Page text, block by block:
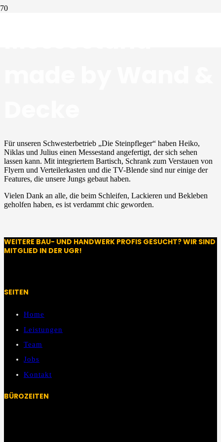
Für unseren Schwesterbetrieb „Die Steinpfleger“ haben Heiko,
Niklas und Julius einen Messestand angefertigt, der sich sehen
lassen kann. Mit integriertem Bartisch, Schrank zum Verstauen von
Flyern und Verteilerkasten und die TV-Blende sind nur einige der
Features, die unsere Jungs gebaut haben.
Vielen Dank an alle, die beim Schleifen, Lackieren und Bekleben
geholfen haben, es ist verdammt chic geworden.
WEITERE BAU- UND HANDWERK PROFIS GESUCHT? WIR SIND
MITGLIED IN DER UGR!
SEITEN
Home
Leistungen
Team
Jobs
Kontakt
BÜROZEITEN